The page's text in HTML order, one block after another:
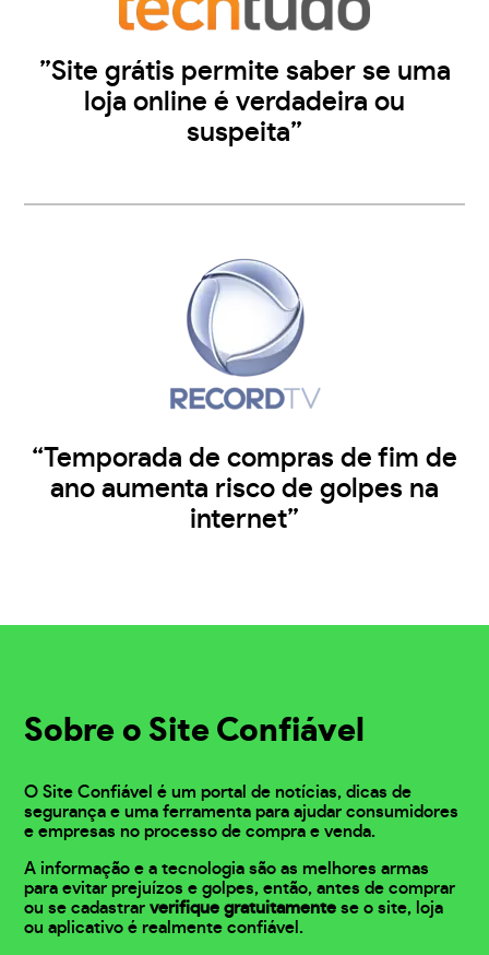
”Site grátis permite saber se uma
loja online é verdadeira ou
suspeita”
“Temporada de compras de fim de
ano aumenta risco de golpes na
internet”
Sobre o Site Confiável
O Site Confiável é um portal de notícias, dicas de
segurança e uma ferramenta para ajudar consumidores
e empresas no processo de compra e venda.
A informação e a tecnologia são as melhores armas
para evitar prejuízos e golpes, então, antes de comprar
ou se cadastrarverifique gratuitamente se o site, loja
ou aplicativo é realmente confiável.